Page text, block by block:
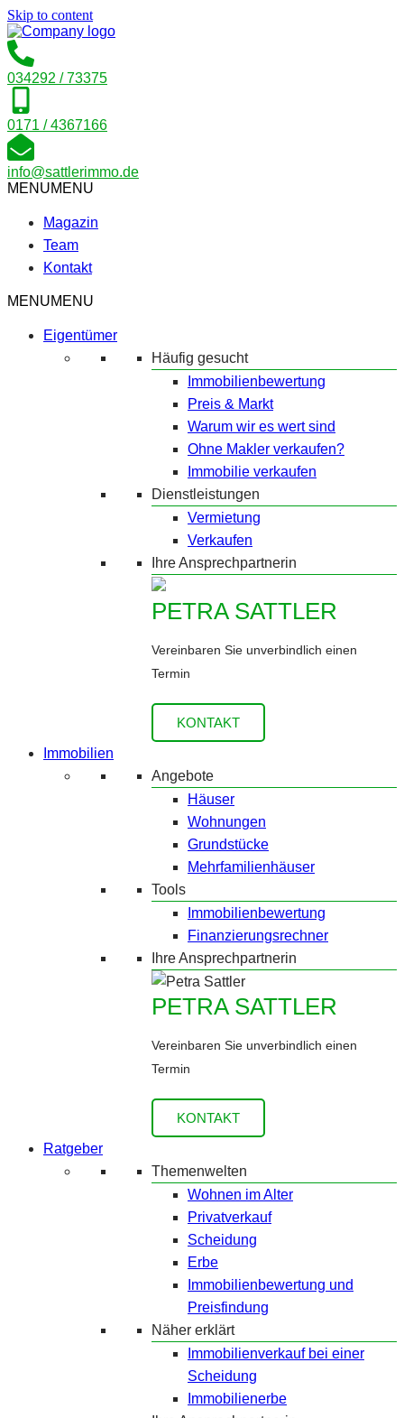
Skip to content
034292 / 73375
0171 / 4367166
info@sattlerimmo.de
MENUMENU
Magazin
Team
Kontakt
MENUMENU
Eigentümer
Häufig gesucht
Immobilienbewertung
Preis & Markt
Warum wir es wert sind
Ohne Makler verkaufen?
Immobilie verkaufen
Dienstleistungen
Vermietung
Verkaufen
Ihre Ansprechpartnerin
PETRA SATTLER
Vereinbaren Sie unverbindlich einen
Termin
KONTAKT
Immobilien
Angebote
Häuser
Wohnungen
Grundstücke
Mehrfamilienhäuser
Tools
Immobilienbewertung
Finanzierungsrechner
Ihre Ansprechpartnerin
PETRA SATTLER
Vereinbaren Sie unverbindlich einen
Termin
KONTAKT
Ratgeber
Themenwelten
Wohnen im Alter
Privatverkauf
Scheidung
Erbe
Immobilienbewertung und
Preisfindung
Näher erklärt
Immobilienverkauf bei einer
Scheidung
Immobilienerbe